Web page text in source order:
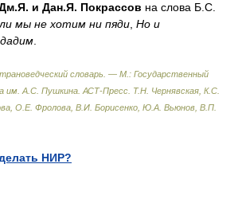
и Дан.Я. Покрассов на слова Б.С.
мы не хотим ни пяди Но и
словарь. — М.: Государственный
им. А.С. Пушкина. АСТ-Пресс Т.Н. Чернявская, К.С.
О.Е. Фролова, В.И. Борисенко, Ю.А. Вьюнов, В.П.
НИР?